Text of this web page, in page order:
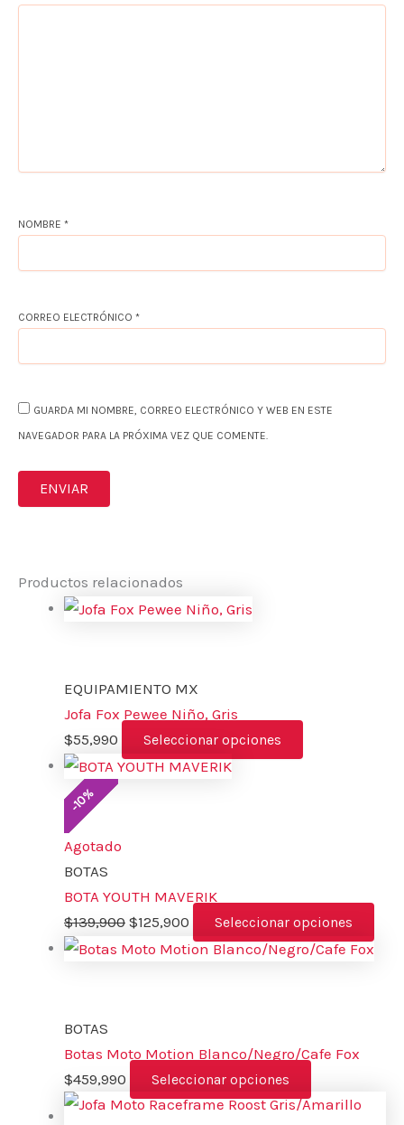
NOMBRE *
CORREO ELECTRÓNICO *
GUARDA MI NOMBRE, CORREO ELECTRÓNICO Y WEB EN ESTE
NAVEGADOR PARA LA PRÓXIMA VEZ QUE COMENTE.
Productos relacionados
EQUIPAMIENTO MX
Jofa Fox Pewee Niño, Gris
$55,990 Seleccionar opciones
-
10
%
Agotado
BOTAS
BOTA YOUTH MAVERIK
$139,900 $125,900 Seleccionar opciones
BOTAS
Botas Moto Motion Blanco/Negro/Cafe Fox
$459,990 Seleccionar opciones